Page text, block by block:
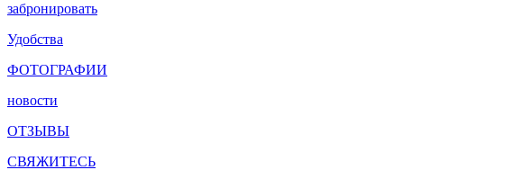
забронировать
Удобства
ФОТОГРАФИИ
новости
ОТЗЫВЫ
СВЯЖИТЕСЬ